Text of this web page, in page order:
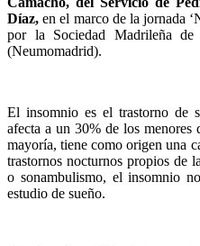
Díaz, en el marco de la jornada
por la Sociedad Madrileña
(Neumomadrid).
El insomnio es el trastorno de
afecta a un 30% de los menores
mayoría, tiene como origen una
trastornos nocturnos propios de
o sonambulismo, el insomnio
estudio de sueño.